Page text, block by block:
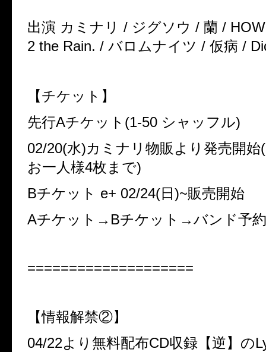
出演 カミナリ / ジグソウ / 蘭 /
2 the Rain. / バロムナイツ / 仮病 /
【チケット】
先行Aチケット(1-50 シャッフル)
02/20(水)カミナリ物販より発売開始(
お一人様4枚まで)
Bチケット e+ 02/24(日)~販売開始
Aチケット →Bチケット →バンド予約
====================
【情報解禁②】
04/22より無料配布CD収録【逆】の